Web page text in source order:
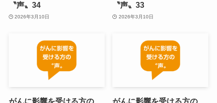
〝声〟34
2026年3月10日
〝声〟33
2026年3月10日
がんに影響を受ける方の
がんに影響を受ける方の